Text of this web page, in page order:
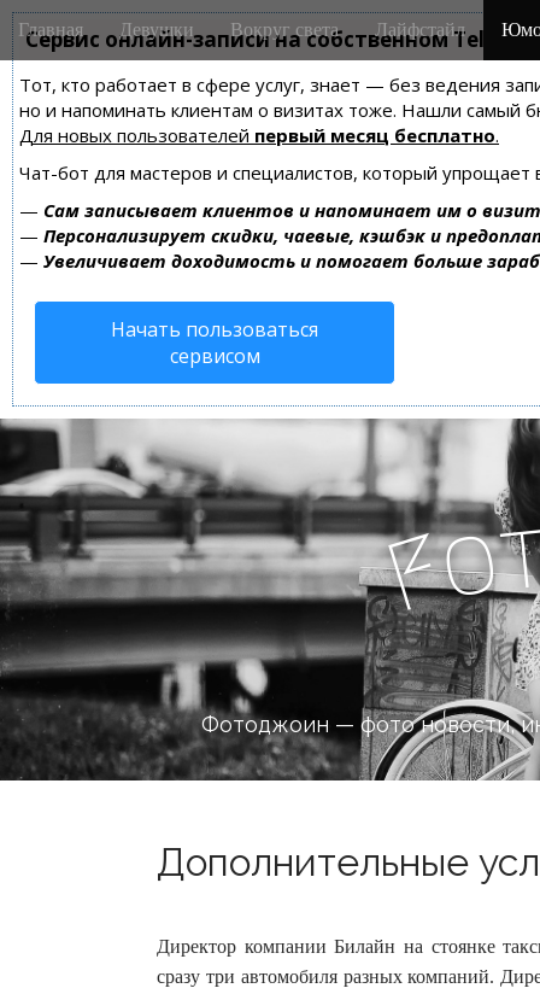
Сервис онлайн-записи на собственном
Тот, кто работает в сфере услуг, знает — без ведения
но и напоминать клиентам о визитах тоже. Нашли самый
Для новых пользователей первый месяц бесплатно.
Чат-бот для мастеров и специалистов, который упрощает
— Сам записывает клиентов и напоминает им о
— Персонализирует скидки, чаевые, кэшбэк и
— Увеличивает доходимость и помогает больше
Начать пользоваться
сервисом
M
a
n
m
e
n
u
i
Главная Девушки Вокруг света Лайфстайл
Fo
Фотоджоин — фото новости,
Дополнительные
Директор компании Билайн на стоянке
сразу три автомобиля разных компаний.